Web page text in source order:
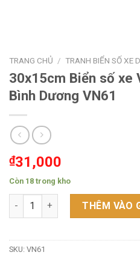
TRANG CHỦ / TRANH BIỂN SỐ XE
30x15cm Biển số xe
Bình Dương VN61
₫31,000
Còn 18 trong kho
30x15cm Biển số xe Việt Nam
THÊM VÀO
SKU: VN61